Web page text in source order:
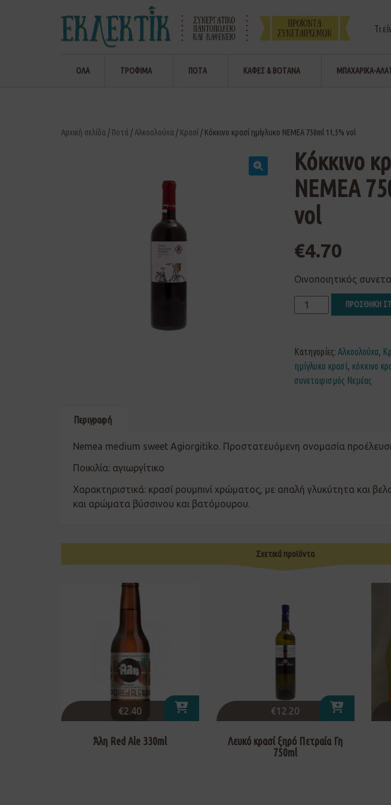
Τι
ΟΛΑ ΤΡΟΦΙΜΑ ΠΟΤΑ ΚΑΦΕΣ & ΒΟΤΑΝΑ ΜΠΑΧΑΡΙΚΑ-
Αρχική σελίδα / Ποτά / Αλκοολούχα / Κρασί / Κόκκινο κρασί ημίγλυκο ΝΕΜΕΑ 750ml 11,5% vol
Κόκκινο
ΝΕΜΕΑ
vol
€4.70
Οινοποιητικός
ΠΡΟΣΘΗΚΗ
Κατηγορίες: Αλκοολούχα,
ημίγλυκο κρασί, κόκκινο
συνεταιρισμός Νεμέας
Περιγραφή
Nemea medium sweet Agiorgitiko. Προστατευόμενη ονομασία
Ποικιλία: αγιωργίτικο
Χαρακτηριστικά: κρασί ρουμπινί χρώματος, με απαλή γλυκύτητα και
και αρώματα βύσσινου και βατόμουρου.
Σχετικά προϊόντα
€2.40
Άλη Red Ale 330ml
€12.20
Λευκό κρασί ξηρό Πετραία Γη
750ml